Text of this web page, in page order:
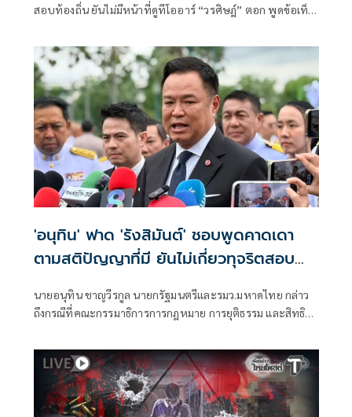
สอบท้องถิ่น ยันไม่มีหน้าที่ดูทีโออาร์ “วรศิษฎ์” ตอก พูดข้อเท็จ
'อนุทิน' ฟาด 'รังสิมันต์' ชอบพูดคาดเดา
ตามสติปัญญาที่มี ยันไม่เกี่ยวทุจริตสอบ
นายอนุทิน ชาญวีรกูล นายกรัฐมนตรีและรมว.มหาดไทย กล่าว
ถึงกรณีที่คณะกรรมาธิการการกฎหมาย การยุติธรรม และสิทธิ
กรรมาธิการ มีการอ้างชื่อนายกรัฐมนตรี เข้าไปเกี่ยวข้องกับการ
ทุจริตสอบท้องถิ่น